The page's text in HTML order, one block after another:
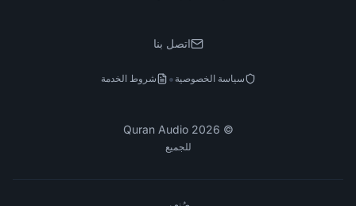
اتصل بنا
سياسة الخصوصية • شروط الخدمة
©
2026
Quran Audio
للجميع